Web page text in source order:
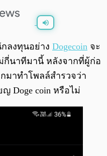
ลงทุนอย่าง Dogecoin จะ
กี่นาทีมานี้ หลังจากที่ผู้ก่อ
กมาทำโพลล์สำรวจว่า
ญ Doge coin หรือไม่